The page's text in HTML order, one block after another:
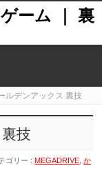
ーム ｜ 裏
ルデンアックス 裏技
技
ゴリー :MEGADRIVE ,か